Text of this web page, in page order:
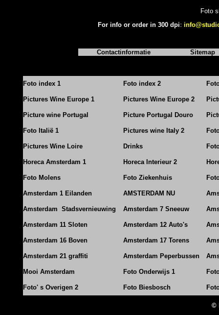
Foto
For info or order in 300 dpi:
Contactinformatie Sitemap
Foto index 1 Foto index 2
Pictures Wine Europe 1 Pictures Wine Europe 2
Picture wine Portugal Picture Portugal Douro
Foto Italië 1 Pictures wine Italy 2
Pictures Wine Loire Drinks
Horeca Amsterdam 1 Horeca Interieur 2
Foto Molens Foto Ziekenhuis
Amsterdam 1 Eilanden AMSTERDAM NU
Amsterdam Stadsvernieuwing Amsterdam 7 Sneeuw
Amsterdam 11 Sloten Amsterdam 12 Auto's
Amsterdam 16 Boven Amsterdam 17 Torens
Amsterdam 21 graffiti Amsterdam Peperbussen
Mooi Amsterdam Foto Onderwijs 1
Foto' s Overigen 2 Foto Biesbosch
©